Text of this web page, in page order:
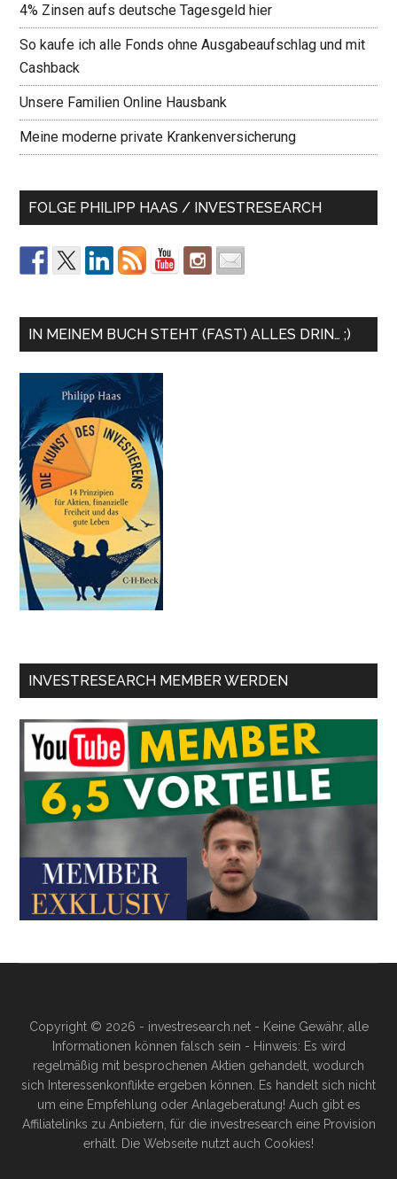
4% Zinsen aufs deutsche Tagesgeld hier
So kaufe ich alle Fonds ohne Ausgabeaufschlag und mit
Cashback
Unsere Familien Online Hausbank
Meine moderne private Krankenversicherung
FOLGE PHILIPP HAAS / INVESTRESEARCH
IN MEINEM BUCH STEHT (FAST) ALLES DRIN… ;)
INVESTRESEARCH MEMBER WERDEN
Copyright © 2026 - investresearch.net - Keine Gewähr, alle
Informationen können falsch sein - Hinweis: Es wird
regelmäßig mit besprochenen Aktien gehandelt, wodurch
sich Interessenkonflikte ergeben können. Es handelt sich nicht
um eine Empfehlung oder Anlageberatung! Auch gibt es
Affiliatelinks zu Anbietern, für die investresearch eine Provision
erhält. Die Webseite nutzt auch Cookies!